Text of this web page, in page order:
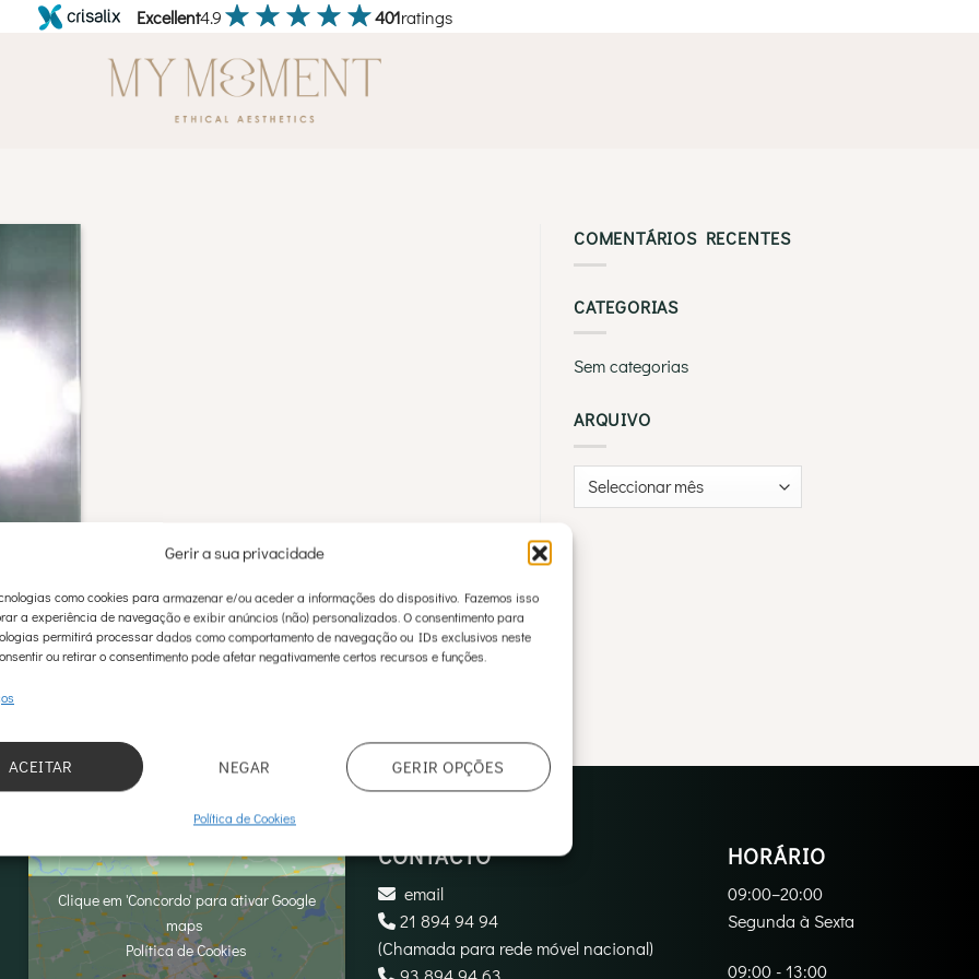
Gerir a sua privacidade
como cookies para armazenar e/ou aceder a informações do dispositivo. Fazemos isso
a experiência de navegação e exibir anúncios (não) personalizados. O consentimento para
permitirá processar dados como comportamento de navegação ou IDs exclusivos neste
ou retirar o consentimento pode afetar negativamente certos recursos e funções.
ACEITAR NEGAR GERIR OPÇÕES
Política de Cookies
Excellent4.9 401ratings
mais
COMENTÁRIOS RECENTES
CATEGORIAS
Sem categorias
ARQUIVO
Arquivo
Clique em 'Concordo' para ativar Google
maps
Política de Cookies
CONTACTO
email
21 894 94 94
(Chamada para rede móvel nacional)
HORÁRIO
09:00–20:00
Segunda à Sexta
09:00 - 13:00